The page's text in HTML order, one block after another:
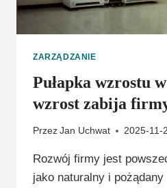
ZARZĄDZANIE
Pułapka wzrostu
wzrost zabija
Przez Jan Uchwat 2025-11-
Rozwój firmy jest
jako naturalny i pożądany